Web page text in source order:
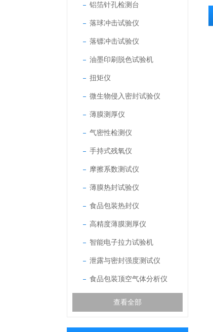
铝箔针孔检测台
落球冲击试验仪
落镖冲击试验仪
油墨印刷脱色试验机
扭矩仪
微生物侵入密封试验仪
薄膜测厚仪
气密性检测仪
手持式残氧仪
摩擦系数测试仪
薄膜热封试验仪
食品包装热封仪
高精度薄膜测厚仪
智能电子拉力试验机
泄露与密封强度测试仪
食品包装顶空气体分析仪
查看全部